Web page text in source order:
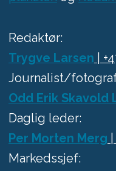
Redaktør:
Trygve Larsen |
Journalist/
Odd Erik Skavold
Daglig leder:
Per Morten Merg
Markedssjef: